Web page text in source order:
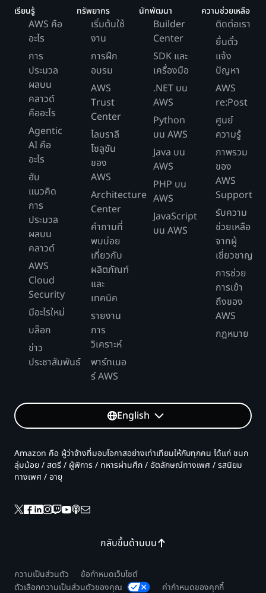
เรียนรู้
AWS คือ
อะไร
การ
ประมวล
ผลบน
คลาวด์
คืออะไร
Agentic
AI คือ
อะไร
ฮับ
แนวคิด
การ
ประมวล
ผลบน
คลาวด์
AWS
Cloud
Security
มีอะไรใหม่
บล็อก
ข่าว
ประชาสัมพันธ์
ทรัพยากร
เริ่มต้นใช้
งาน
การฝึก
อบรม
AWS
Trust
Center
ไลบราลี
โซลูชัน
ของ
AWS
Architecture
Center
คำถามที่
พบบ่อย
เกี่ยวกับ
ผลิตภัณฑ์
และ
เทคนิค
รายงาน
การ
วิเคราะห์
พาร์ทเนอ
ร์ AWS
นักพัฒนา
Builder
Center
SDK และ
เครื่องมือ
.NET บน
AWS
Python
บน AWS
Java บน
AWS
PHP บน
AWS
JavaScript
บน AWS
ความช่วยเหลือ
ติดต่อเรา
ยื่นตั๋ว
แจ้ง
ปัญหา
AWS
re:Post
ศูนย์
ความรู้
ภาพรวม
ของ
AWS
Support
รับความ
ช่วยเหลือ
จากผู้
เชี่ยวชาญ
การช่วย
การเข้า
ถึงของ
AWS
กฎหมาย
English
กลับขึ้นด้านบน
Amazon คือ ผู้ว่าจ้างที่มอบโอกาสอย่างเท่าเทียมให้กับทุกคน ได้แก่ ชนก
ลุ่มน้อย / สตรี / ผู้พิการ / ทหารผ่านศึก / อัตลักษณ์ทางเพศ / รสนิยม
ทางเพศ / อายุ
ความเป็นส่วนตัว
ข้อกำหนดเว็บไซต์
ตัวเลือกความเป็นส่วนตัวของคุณ
ค่ากำหนดของคุกกี้